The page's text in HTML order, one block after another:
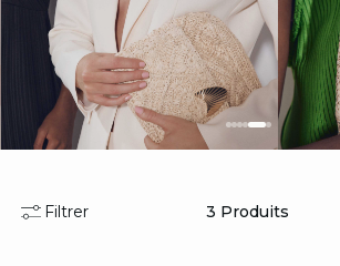
Filtrer 3 Produits